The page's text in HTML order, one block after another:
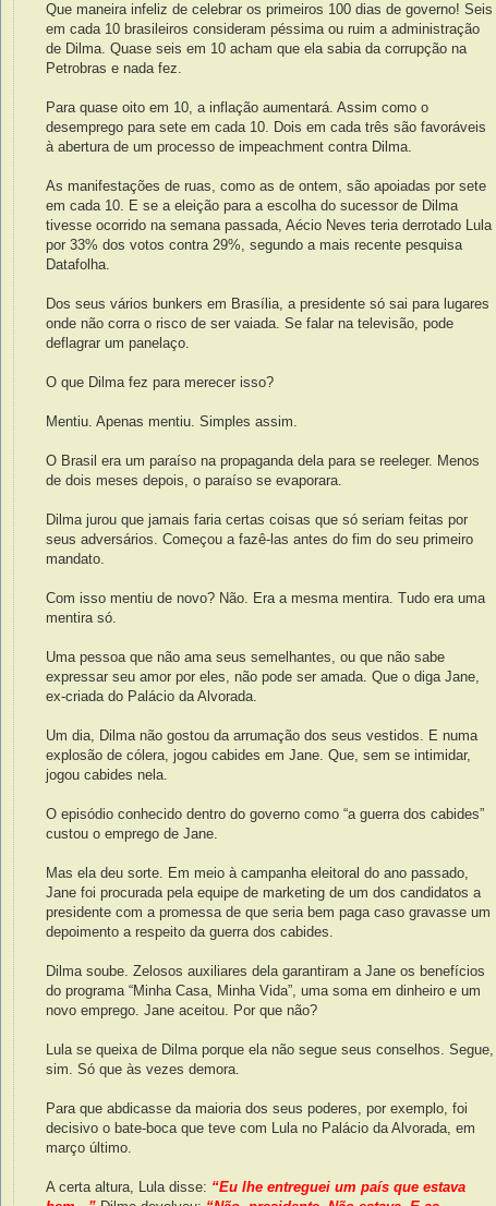
Que maneira infeliz de celebrar os primeiros 100 dias de governo! Seis
em cada 10 brasileiros consideram péssima ou ruim a administração
de Dilma. Quase seis em 10 acham que ela sabia da corrupção na
Petrobras e nada fez.
Para quase oito em 10, a inflação aumentará. Assim como o
desemprego para sete em cada 10. Dois em cada três são favoráveis
à abertura de um processo de impeachment contra Dilma.
As manifestações de ruas, como as de ontem, são apoiadas por sete
em cada 10. E se a eleição para a escolha do sucessor de Dilma
tivesse ocorrido na semana passada, Aécio Neves teria derrotado Lula
por 33% dos votos contra 29%, segundo a mais recente pesquisa
Datafolha.
Dos seus vários bunkers em Brasília, a presidente só sai para lugares
onde não corra o risco de ser vaiada. Se falar na televisão, pode
deflagrar um panelaço.
O que Dilma fez para merecer isso?
Mentiu. Apenas mentiu. Simples assim.
O Brasil era um paraíso na propaganda dela para se reeleger. Menos
de dois meses depois, o paraíso se evaporara.
Dilma jurou que jamais faria certas coisas que só seriam feitas por
seus adversários. Começou a fazê-las antes do fim do seu primeiro
mandato.
Com isso mentiu de novo? Não. Era a mesma mentira. Tudo era uma
mentira só.
Uma pessoa que não ama seus semelhantes, ou que não sabe
expressar seu amor por eles, não pode ser amada. Que o diga Jane,
ex-criada do Palácio da Alvorada.
Um dia, Dilma não gostou da arrumação dos seus vestidos. E numa
explosão de cólera, jogou cabides em Jane. Que, sem se intimidar,
jogou cabides nela.
O episódio conhecido dentro do governo como “a guerra dos cabides”
custou o emprego de Jane.
Mas ela deu sorte. Em meio à campanha eleitoral do ano passado,
Jane foi procurada pela equipe de marketing de um dos candidatos a
presidente com a promessa de que seria bem paga caso gravasse um
depoimento a respeito da guerra dos cabides.
Dilma soube. Zelosos auxiliares dela garantiram a Jane os benefícios
do programa “Minha Casa, Minha Vida”, uma soma em dinheiro e um
novo emprego. Jane aceitou. Por que não?
Lula se queixa de Dilma porque ela não segue seus conselhos. Segue,
sim. Só que às vezes demora.
Para que abdicasse da maioria dos seus poderes, por exemplo, foi
decisivo o bate-boca que teve com Lula no Palácio da Alvorada, em
março último.
A certa altura, Lula disse: “Eu lhe entreguei um país que estava